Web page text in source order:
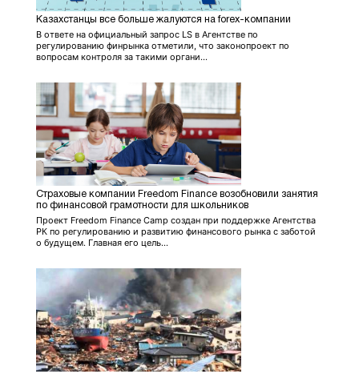
Казахстанцы все больше жалуются на forex-компании
В ответе на официальный запрос LS в Агентстве по
регулированию финрынка отметили, что законопроект по
вопросам контроля за такими органи...
Страховые компании Freedom Financе возобновили занятия
по финансовой грамотности для школьников
Проект Freedom Finance Camp создан при поддержке Агентства
РК по регулированию и развитию финансового рынка с заботой
о будущем. Главная его цель...